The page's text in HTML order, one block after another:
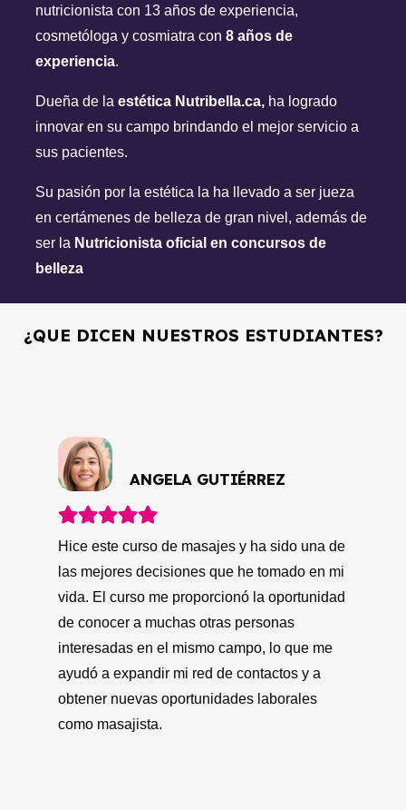
nutricionista con 13 años de experiencia,
cosmetóloga y cosmiatra con 8 años de
experiencia.
Dueña de la estética Nutribella.ca, ha logrado
innovar en su campo brindando el mejor servicio a
sus pacientes.
Su pasión por la estética la ha llevado a ser jueza
en certámenes de belleza de gran nivel, además de
ser la Nutricionista oficial en concursos de
belleza
¿QUE DICEN NUESTROS ESTUDIANTES?
Estoy muy satisfecha con los cursos de
limpieza facial y corporal que he tomado. He
aprendido mucho sobre cómo cuidar mi piel
y he notado una gran mejora en su
apariencia y salud. Los profesores son muy
conocedores del tema y me han enseñado
técnicas y productos que realmente
funcionan. Además, la estructura del curso
es muy práctica y me ha permitido aplicar lo
que he aprendido de inmediato.
Recomendaría estos cursos a cualquiera